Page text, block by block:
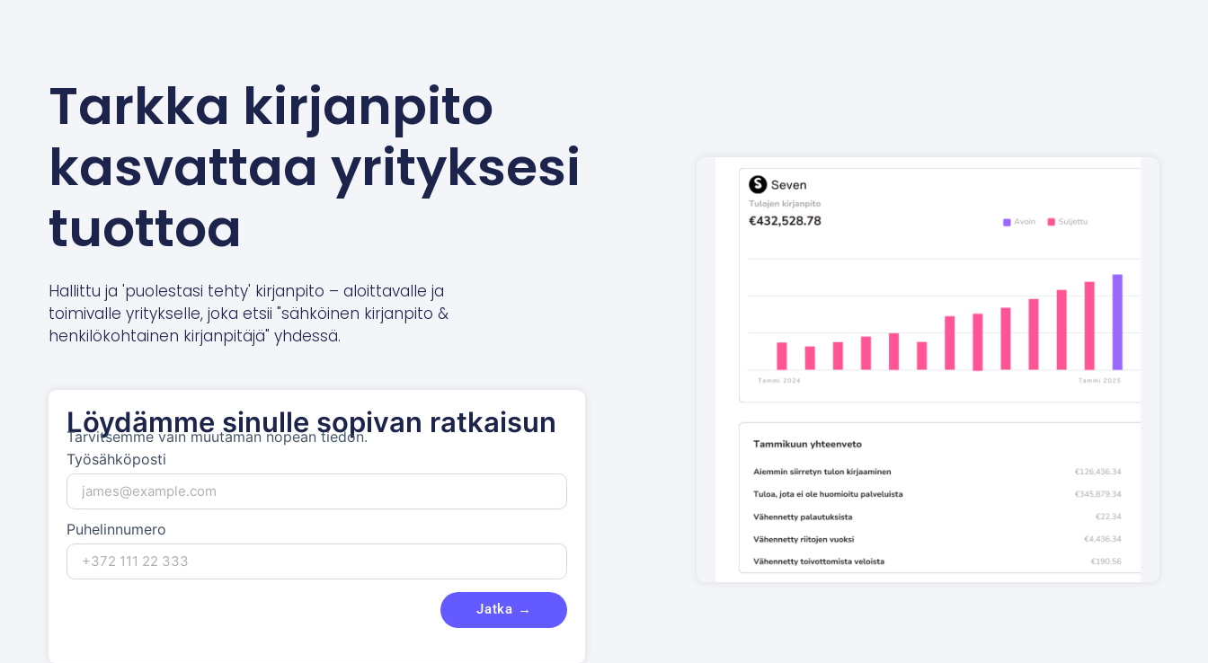
Tarkka kirjanpito
kasvattaa yrityksesi
tuottoa
Hallittu ja 'puolestasi tehty' kirjanpito – aloittavalle ja
toimivalle yritykselle, joka etsii "sähköinen kirjanpito &
henkilökohtainen kirjanpitäjä" yhdessä.
Löydämme sinulle sopivan ratkaisun
Tarvitsemme vain muutaman nopean tiedon.
Työsähköposti
Puhelinnumero
Jatka →